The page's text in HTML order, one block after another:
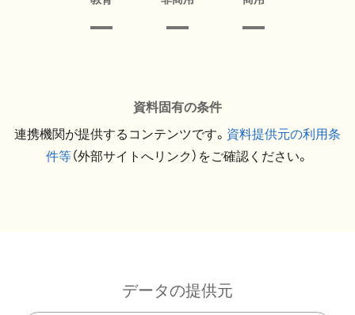
資料固有の条件
連携機関が提供するコンテンツです。 資料提供元の利用条
件等（外部サイトへリンク）をご確認ください。
データの提供元